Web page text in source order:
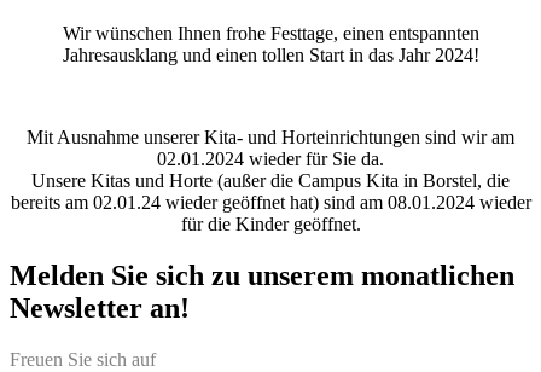
Wir wünschen Ihnen frohe Festtage, einen entspannten
Jahresausklang und einen tollen Start in das Jahr 2024!
Mit Ausnahme unserer Kita- und Horteinrichtungen sind wir am
02.01.2024 wieder für Sie da.
Unsere Kitas und Horte (außer die Campus Kita in Borstel, die
bereits am 02.01.24 wieder geöffnet hat) sind am 08.01.2024 wieder
für die Kinder geöffnet.
Melden Sie sich zu unserem monatlichen
Newsletter an!
Freuen Sie sich auf